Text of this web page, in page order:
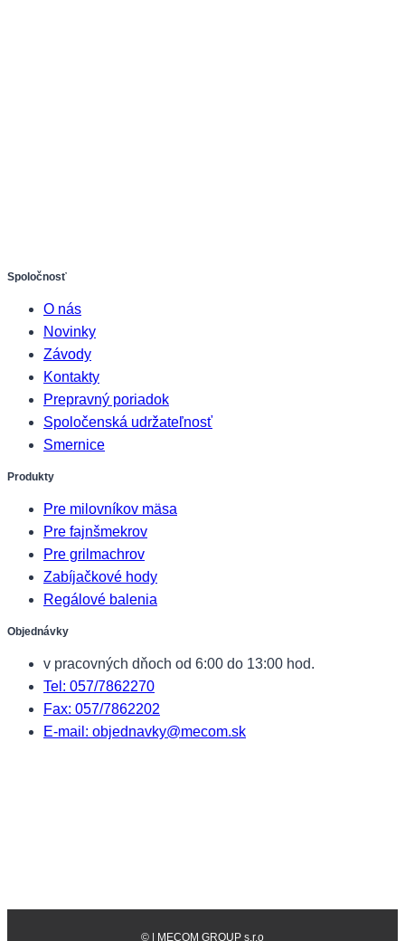
Spoločnosť
O nás
Novinky
Závody
Kontakty
Prepravný poriadok
Spoločenská udržateľnosť
Smernice
Produkty
Pre milovníkov mäsa
Pre fajnšmekrov
Pre grilmachrov
Zabíjačkové hody
Regálové balenia
Objednávky
v pracovných dňoch od 6:00 do 13:00 hod.
Tel: 057/7862270
Fax: 057/7862202
E-mail: objednavky@mecom.sk
© | MECOM GROUP s.r.o